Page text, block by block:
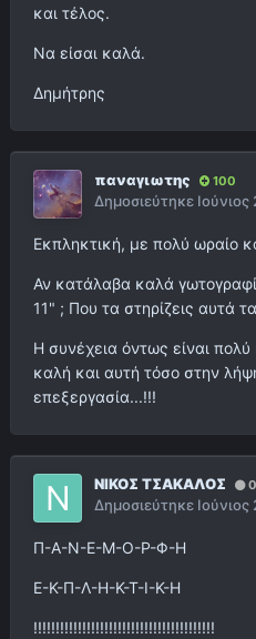
και τέλος.
Να είσαι καλά.
Δημήτρης
παναγιωτης 100
Δημοσιεύτηκε
Εκπληκτική, με πολύ ωραίο
Αν κατάλαβα καλά
11" ; Που τα στηρίζεις αυτά
Η συνέχεια όντως είναι
καλή και αυτή τόσο στην
επεξεργασία...!!!
ΝΙΚΟΣ ΤΣΑΚΑΛΟΣ 0
Δημοσιεύτηκε
Π-Α-Ν-Ε-Μ-Ο-Ρ-Φ-Η
Ε-Κ-Π-Λ-Η-Κ-Τ-Ι-Κ-Η
!!!!!!!!!!!!!!!!!!!!!!!!!!!!!!!!!!!!!!!!!